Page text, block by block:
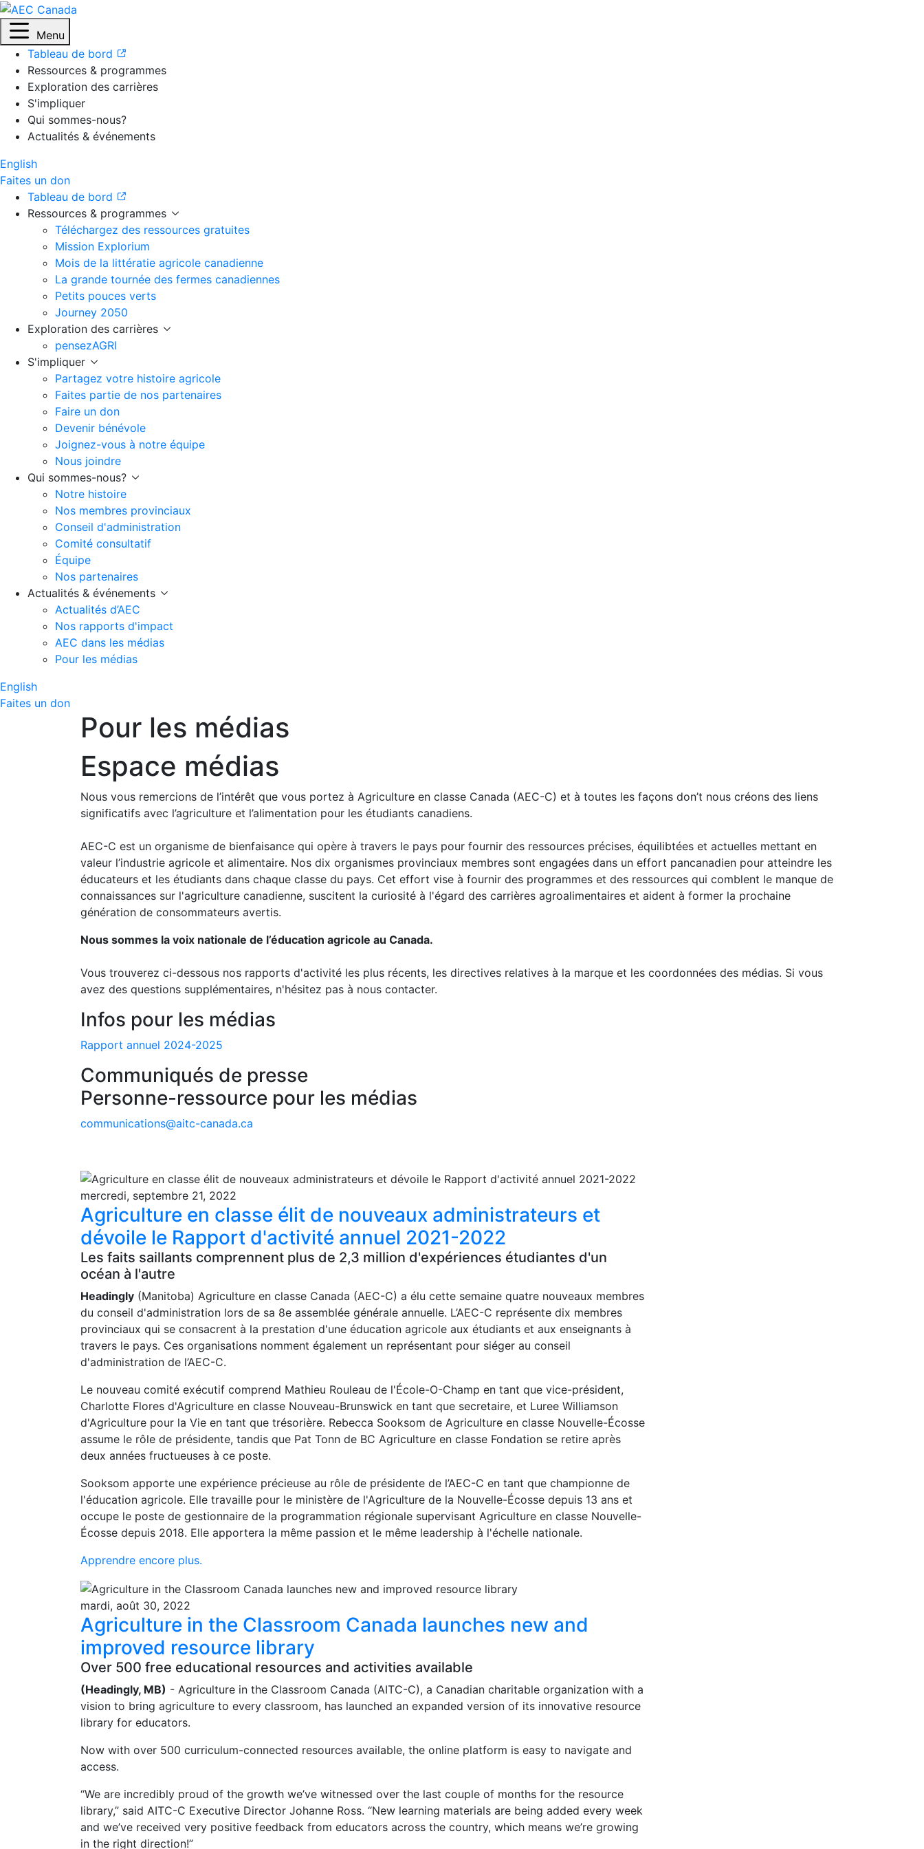
Menu
Tableau de bord
Ressources & programmes
Exploration des carrières
S'impliquer
Qui sommes-nous?
Actualités & événements
English
Faites un don
Tableau de bord
Ressources & programmes
Téléchargez des ressources gratuites
Mission Explorium
Mois de la littératie agricole canadienne
La grande tournée des fermes canadiennes
Petits pouces verts
Journey 2050
Exploration des carrières
pensezAGRI
S'impliquer
Partagez votre histoire agricole
Faites partie de nos partenaires
Faire un don
Devenir bénévole
Joignez-vous à notre équipe
Nous joindre
Qui sommes-nous?
Notre histoire
Nos membres provinciaux
Conseil d'administration
Comité consultatif
Équipe
Nos partenaires
Actualités & événements
Actualités d’AEC
Nos rapports d'impact
AEC dans les médias
Pour les médias
English
Faites un don
Pour les médias
Espace médias
Nous vous remercions de l’intérêt que vous portez à Agriculture en classe Canada (AEC-C) et à toutes les façons don’t nous créons des liens
significatifs avec l’agriculture et l’alimentation pour les étudiants canadiens.
AEC-C est un organisme de bienfaisance qui opère à travers le pays pour fournir des ressources précises, équilibtées et actuelles mettant en
valeur l’industrie agricole et alimentaire. Nos dix organismes provinciaux membres sont engagées dans un effort pancanadien pour atteindre les
éducateurs et les étudiants dans chaque classe du pays. Cet effort vise à fournir des programmes et des ressources qui comblent le manque de
connaissances sur l'agriculture canadienne, suscitent la curiosité à l'égard des carrières agroalimentaires et aident à former la prochaine
génération de consommateurs avertis.
Nous sommes la voix nationale de l’éducation agricole au Canada.
Vous trouverez ci-dessous nos rapports d'activité les plus récents, les directives relatives à la marque et les coordonnées des médias. Si vous
avez des questions supplémentaires, n'hésitez pas à nous contacter.
Infos pour les médias
Rapport annuel 2024-2025
Communiqués de presse
Personne-ressource pour les médias
communications@aitc-canada.ca
mercredi, septembre 21, 2022
Agriculture en classe élit de nouveaux administrateurs et
dévoile le Rapport d'activité annuel 2021-2022
Les faits saillants comprennent plus de 2,3 million d'expériences étudiantes d'un
océan à l'autre
Headingly (Manitoba) Agriculture en classe Canada (AEC-C) a élu cette semaine quatre nouveaux membres
du conseil d'administration lors de sa 8e assemblée générale annuelle. L’AEC-C représente dix membres
provinciaux qui se consacrent à la prestation d'une éducation agricole aux étudiants et aux enseignants à
travers le pays. Ces organisations nomment également un représentant pour siéger au conseil
d'administration de l’AEC-C.
Le nouveau comité exécutif comprend Mathieu Rouleau de l'École-O-Champ en tant que vice-président,
Charlotte Flores d'Agriculture en classe Nouveau-Brunswick en tant que secretaire, et Luree Williamson
d'Agriculture pour la Vie en tant que trésorière. Rebecca Sooksom de Agriculture en classe Nouvelle-Écosse
assume le rôle de présidente, tandis que Pat Tonn de BC Agriculture en classe Fondation se retire après
deux années fructueuses à ce poste.
Sooksom apporte une expérience précieuse au rôle de présidente de l’AEC-C en tant que championne de
l'éducation agricole. Elle travaille pour le ministère de l'Agriculture de la Nouvelle-Écosse depuis 13 ans et
occupe le poste de gestionnaire de la programmation régionale supervisant Agriculture en classe Nouvelle-
Écosse depuis 2018. Elle apportera la même passion et le même leadership à l'échelle nationale.
Apprendre encore plus.
mardi, août 30, 2022
Agriculture in the Classroom Canada launches new and
improved resource library
Over 500 free educational resources and activities available
(Headingly, MB) - Agriculture in the Classroom Canada (AITC-C), a Canadian charitable organization with a
vision to bring agriculture to every classroom, has launched an expanded version of its innovative resource
library for educators.
Now with over 500 curriculum-connected resources available, the online platform is easy to navigate and
access.
“We are incredibly proud of the growth we’ve witnessed over the last couple of months for the resource
library,” said AITC-C Executive Director Johanne Ross. “New learning materials are being added every week
and we’ve received very positive feedback from educators across the country, which means we’re growing
in the right direction!”